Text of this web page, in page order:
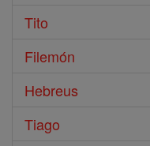
Tito
Filemón
Hebreus
Tiago